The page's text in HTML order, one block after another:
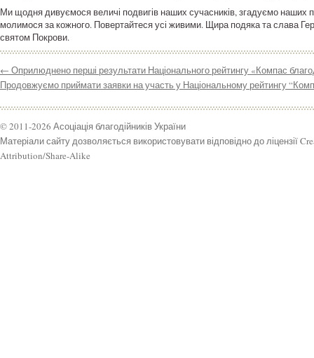
Ми щодня дивуємося величі подвигів наших сучасників, згадуємо наших
молимося за кожного. Повертайтеся усі живими. Щира подяка та слава
святом Покрови.
← Оприлюднено перші результати Національного рейтингу «Компас
Продовжуємо приймати заявки на участь у Національному рейтингу
© 2011-2026 Асоціація благодійників України
Матеріали сайту дозволяється використовувати відповідно до ліцензії
Attribution/Share-Alike